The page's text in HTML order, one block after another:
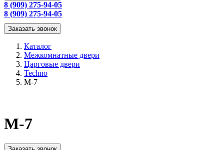
8 (909) 275-94-05
8 (909) 275-94-05
Заказать звонок
Каталог
Межкомнатные двери
Царговые двери
Techno
M-7
M-7